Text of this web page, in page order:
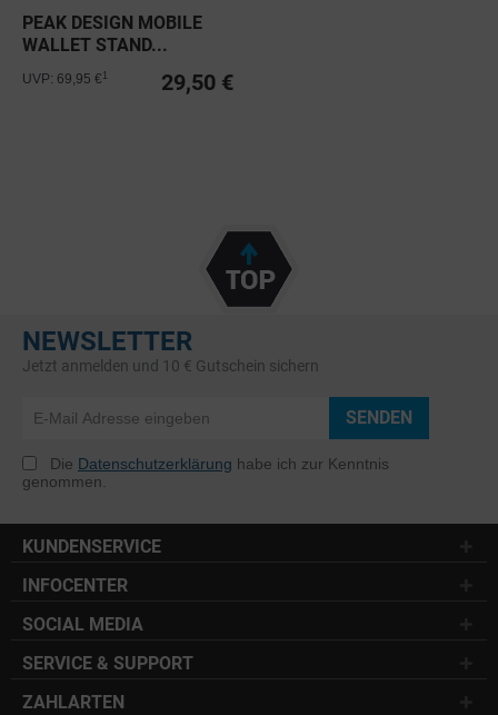
PEAK DESIGN MOBILE
WALLET STAND...
29,50 €
UVP: 69,95 €
NEWSLETTER
Jetzt anmelden und 10 € Gutschein sichern
SENDEN
Die Datenschutzerklärung habe ich zur Kenntnis
genommen.
KUNDENSERVICE
INFOCENTER
SOCIAL MEDIA
SERVICE & SUPPORT
ZAHLARTEN